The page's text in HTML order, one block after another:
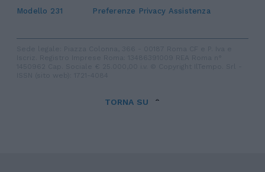
Modello 231
Preferenze Privacy Assistenza
TORNA SU